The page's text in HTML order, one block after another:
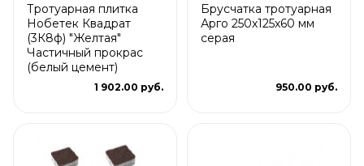
Тротуарная плитка
Нобетек Квадрат
(3К8ф) "Желтая"
Частичный прокрас
(белый цемент)
1 902.00 руб.
Брусчатка тротуарная
Арго 250x125x60 мм
серая
950.00 руб.